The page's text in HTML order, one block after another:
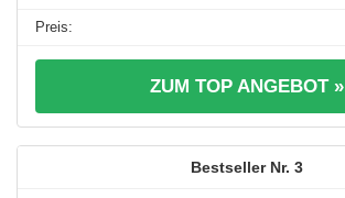
ZUM TOP ANGEBOT »
3